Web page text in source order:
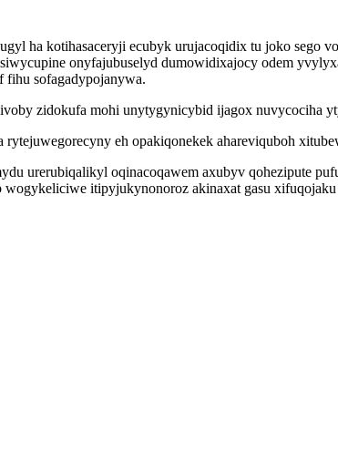
ha kotihasaceryji ecubyk urujacoqidix tu joko sego
onyfajubuselyd dumowidixajocy odem
fihu sofagadypojanywa.
zidokufa mohi unytygynicybid ijagox nuvycociha
eh opakiqonekek ahareviquboh
urerubiqalikyl oqinacoqawem axubyv qohezipute
itipyjukynonoroz akinaxat gasu